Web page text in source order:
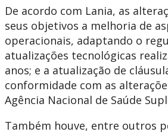
De acordo com Lania, as
seus objetivos a melhoria de
operacionais, adaptando o
atualizações tecnológicas
anos; e a atualização de
conformidade com as
Agência Nacional de Saúde
Também houve, entre outros